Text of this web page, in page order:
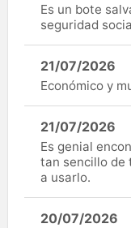
Es un bote
seguridad
21/07/2026
Económico y
21/07/2026
Es genial
tan sencillo de
a usarlo.
20/07/2026